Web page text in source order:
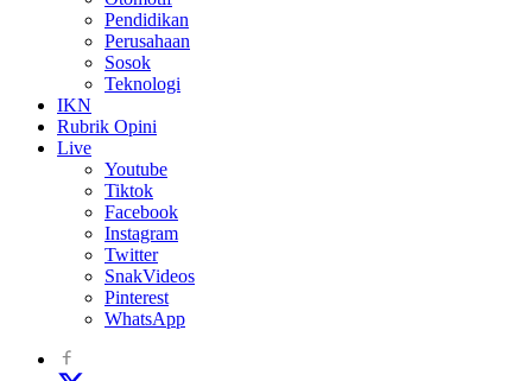
Pendidikan
Perusahaan
Sosok
Teknologi
IKN
Rubrik Opini
Live
Youtube
Tiktok
Facebook
Instagram
Twitter
SnakVideos
Pinterest
WhatsApp